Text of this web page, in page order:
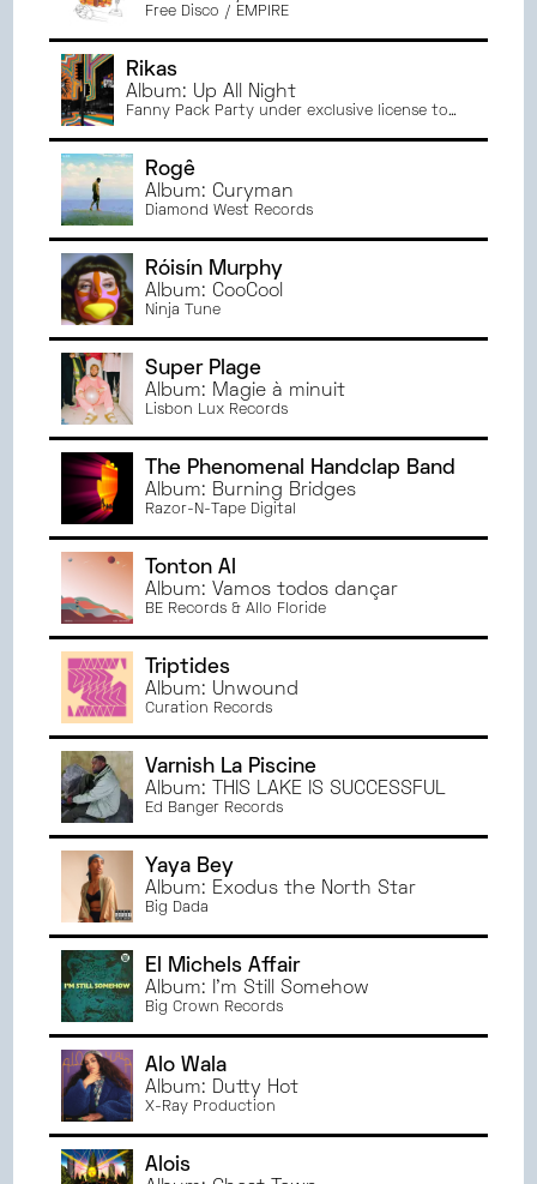
Free Disco / EMPIRE
Rikas
Album: Up All Night
Fanny Pack Party under exclusive license to
Rogê
Album: Curyman
Diamond West Records
Róisín Murphy
Album: CooCool
Ninja Tune
Super Plage
Album: Magie à minuit
Lisbon Lux Records
The Phenomenal Handclap Band
Album: Burning Bridges
Razor-N-Tape Digital
Tonton Al
Album: Vamos todos dançar
BE Records & Allo Floride
Triptides
Album: Unwound
Curation Records
Varnish La Piscine
Album: THIS LAKE IS SUCCESSFUL
Ed Banger Records
Yaya Bey
Album: Exodus the North Star
Big Dada
El Michels Affair
Album: I'm Still Somehow
Big Crown Records
Alo Wala
Album: Dutty Hot
X-Ray Production
Alois